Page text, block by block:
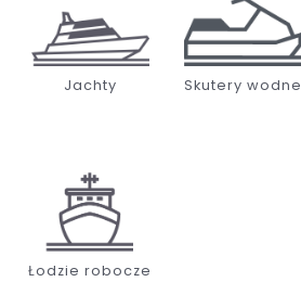
Jachty Skutery wodne
Łodzie robocze